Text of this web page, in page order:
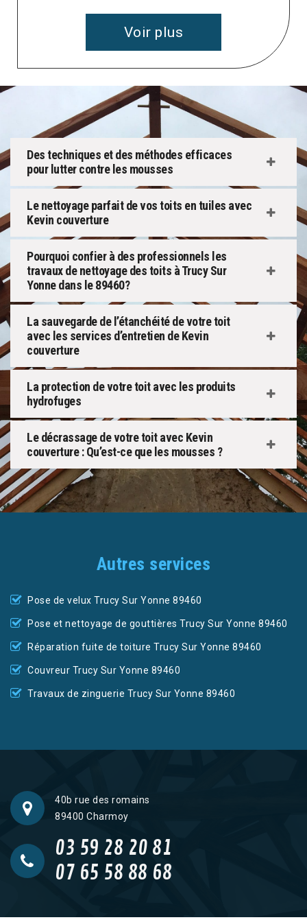
Voir plus
Des techniques et des méthodes efficaces
pour lutter contre les mousses
Le nettoyage parfait de vos toits en tuiles avec
Kevin couverture
Pourquoi confier à des professionnels les
travaux de nettoyage des toits à Trucy Sur
Yonne dans le 89460?
La sauvegarde de l’étanchéité de votre toit
avec les services d’entretien de Kevin
couverture
La protection de votre toit avec les produits
hydrofuges
Le décrassage de votre toit avec Kevin
couverture : Qu’est-ce que les mousses ?
Autres services
Pose de velux Trucy Sur Yonne 89460
Pose et nettoyage de gouttières Trucy Sur Yonne 89460
Réparation fuite de toiture Trucy Sur Yonne 89460
Couvreur Trucy Sur Yonne 89460
Travaux de zinguerie Trucy Sur Yonne 89460
40b rue des romains
89400 Charmoy
03 59 28 20 81
07 65 58 88 68